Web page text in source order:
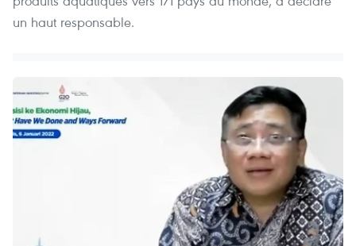
un haut responsable.